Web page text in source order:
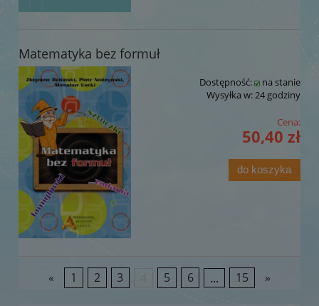
Matematyka bez formuł
Dostępność:
na stanie
Wysyłka w:24 godziny
Cena:
50,40 zł
do koszyka
« 1 2 3 5 6 ... 15 »